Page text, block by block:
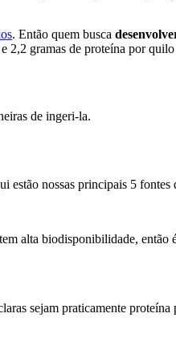
. Então quem busca
2,2 gramas de proteína por
de ingeri-la.
estão nossas principais 5 fontes
alta biodisponibilidade,
sejam praticamente